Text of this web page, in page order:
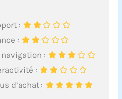
:
:
navigation :
:
d’achat :